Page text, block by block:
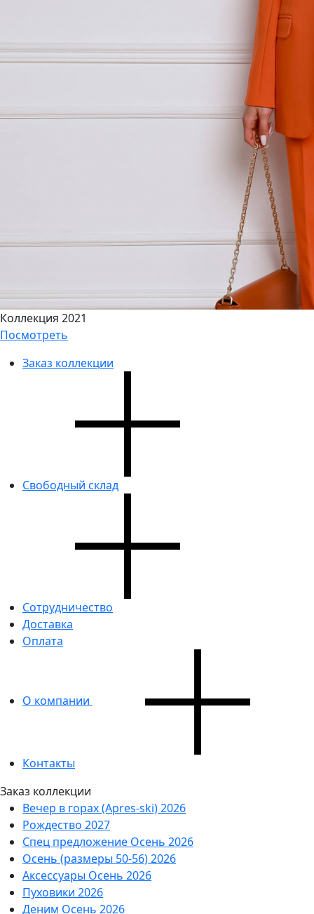
Коллекция 2021
Посмотреть
Заказ коллекции
Свободный склад
Сотрудничество
Доставка
Оплата
О компании
Контакты
Заказ коллекции
Вечер в горах (Apres-ski) 2026
Рождество 2027
Спец предложение Осень 2026
Осень (размеры 50-56) 2026
Аксессуары Осень 2026
Пуховики 2026
Деним Осень 2026